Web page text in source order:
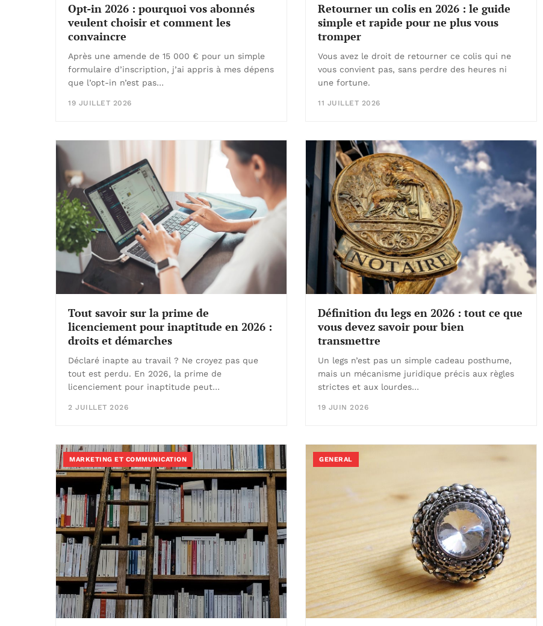
Opt-in 2026 : pourquoi vos abonnés
veulent choisir et comment les
convaincre
Après une amende de 15 000 € pour un simple
formulaire d’inscription, j’ai appris à mes dépens
que l’opt-in n’est pas…
19 JUILLET 2026
Retourner un colis en 2026 : le guide
simple et rapide pour ne plus vous
tromper
Vous avez le droit de retourner ce colis qui ne
vous convient pas, sans perdre des heures ni
une fortune.
11 JUILLET 2026
Tout savoir sur la prime de
licenciement pour inaptitude en 2026 :
droits et démarches
Déclaré inapte au travail ? Ne croyez pas que
tout est perdu. En 2026, la prime de
licenciement pour inaptitude peut…
2 JUILLET 2026
Définition du legs en 2026 : tout ce que
vous devez savoir pour bien
transmettre
Un legs n’est pas un simple cadeau posthume,
mais un mécanisme juridique précis aux règles
strictes et aux lourdes…
19 JUIN 2026
MARKETING ET COMMUNICATION GENERAL